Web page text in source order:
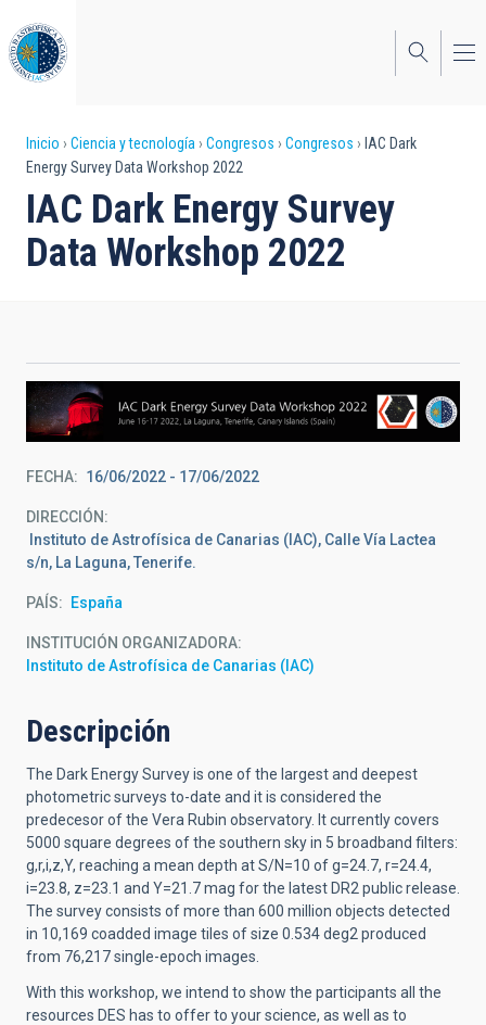
al
contenido
principal
Sobrescribir
enlaces
de
ayuda
navegación
Inicio Ciencia y tecnología Congresos Congresos
IAC Dark
Energy Survey Data Workshop 2022
IAC Dark Energy Survey
Data Workshop 2022
FECHA 16/06/2022 - 17/06/2022
DIRECCIÓN
Instituto de Astrofísica de Canarias (IAC), Calle Vía Lactea
s/n, La Laguna, Tenerife.
PAÍS España
INSTITUCIÓN ORGANIZADORA
Instituto de Astrofísica de Canarias (IAC)
Descripción
The Dark Energy Survey is one of the largest and deepest
photometric surveys to-date and it is considered the
predecesor of the Vera Rubin observatory. It currently covers
5000 square degrees of the southern sky in 5 broadband filters:
g,r,i,z,Y, reaching a mean depth at S/N=10 of g=24.7, r=24.4,
i=23.8, z=23.1 and Y=21.7 mag for the latest DR2 public release.
The survey consists of more than 600 million objects detected
in 10,169 coadded image tiles of size 0.534 deg2 produced
from 76,217 single-epoch images.
With this workshop, we intend to show the participants all the
resources DES has to offer to your science, as well as to